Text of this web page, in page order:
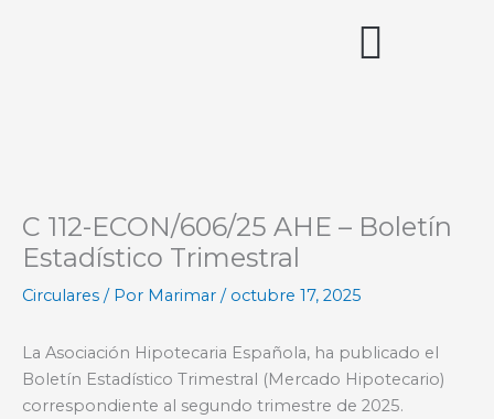
C 112-ECON/606/25 AHE – Boletín
Estadístico Trimestral
Circulares / Por Marimar / octubre 17, 2025
La Asociación Hipotecaria Española, ha publicado el
Boletín Estadístico Trimestral (Mercado Hipotecario)
correspondiente al segundo trimestre de 2025.